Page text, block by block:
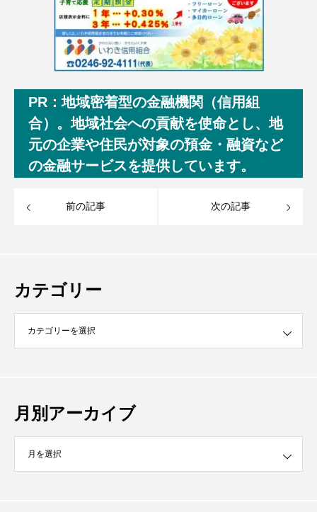
PR：地域密着型の金融機関（信用組
合）。地域社会への貢献を使命とし、地
元の企業や住民が対象の預金・融資など
の金融サービスを提供しています。
前の記事 次の記事
カテゴリー
月別アーカイブ